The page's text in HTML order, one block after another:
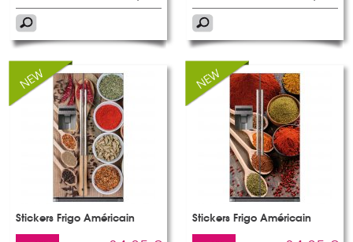
Stickers Frigo Américain Stickers Frigo Américain